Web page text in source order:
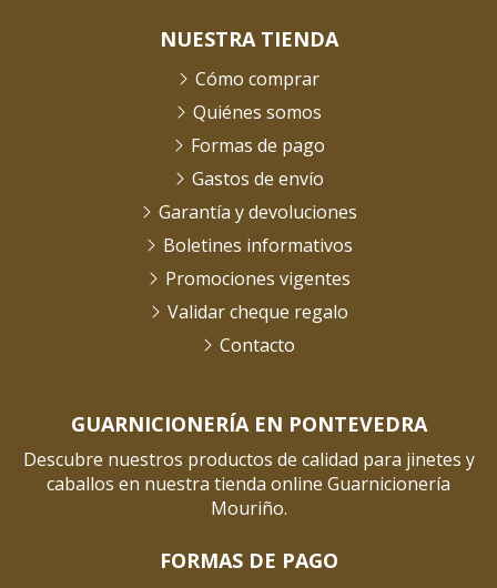
GUARNICIONERÍA EN PONTEVEDRA
Descubre nuestros productos de calidad para jinetes y
caballos en nuestra tienda online Guarnicionería
Mouriño.
FORMAS DE PAGO
NUESTRA TIENDA
Cómo comprar
Quiénes somos
Formas de pago
Gastos de envío
Garantía y devoluciones
Boletines informativos
Promociones vigentes
Validar cheque regalo
Contacto